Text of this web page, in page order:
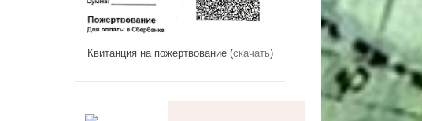
Квитанция на пожертвование (скачать)